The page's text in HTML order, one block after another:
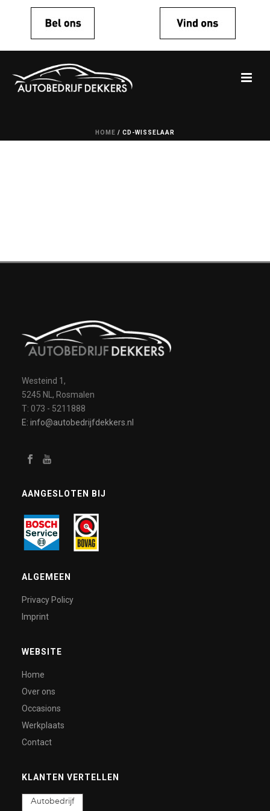
HOME / CD-WISSELAAR
Westeind 1,
5245 NL, Rosmalen
T: 073 - 5211888
E: info@autobedrijfdekkers.nl
AANGESLOTEN BIJ
ALGEMEEN
Privacy Policy
Imprint
WEBSITE
Home
Over ons
Occasions
Werkplaats
Contact
KLANTEN VERTELLEN
Autobedrijf